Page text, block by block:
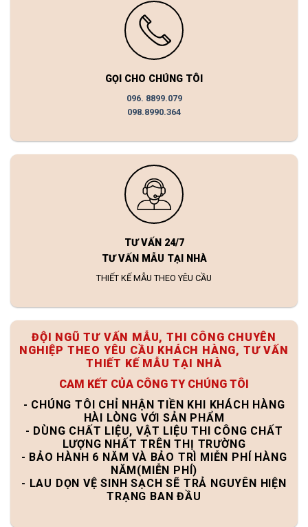
GỌI CHO CHÚNG TÔI
096. 8899.079
098.8990.364
TƯ VẤN 24/7
TƯ VẤN MẪU TẠI NHÀ
THIẾT KẾ MẪU THEO YÊU CẦU
ĐỘI NGŨ TƯ VẤN MẪU, THI CÔNG CHUYÊN
NGHIỆP THEO YÊU CẦU KHÁCH HÀNG, TƯ VẤN
THIẾT KẾ MẪU TẠI NHÀ
CAM KẾT CỦA CÔNG TY CHÚNG TÔI
- CHÚNG TÔI CHỈ NHẬN TIỀN KHI KHÁCH HÀNG
HÀI LÒNG VỚI SẢN PHẨM
- DÙNG CHẤT LIỆU, VẬT LIỆU THI CÔNG CHẤT
LƯỢNG NHẤT TRÊN THỊ TRƯỜNG
- BẢO HÀNH 6 NĂM VÀ BẢO TRÌ MIỄN PHÍ HÀNG
NĂM(MIỄN PHÍ)
- LAU DỌN VỆ SINH SẠCH SẼ TRẢ NGUYÊN HIỆN
TRẠNG BAN ĐẦU